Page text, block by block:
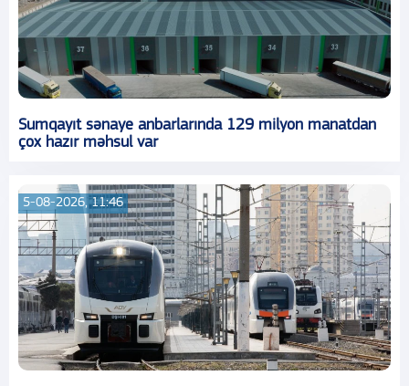
Sumqayıt sənaye anbarlarında 129 milyon manatdan
çox hazır məhsul var
5-08-2026, 11:46